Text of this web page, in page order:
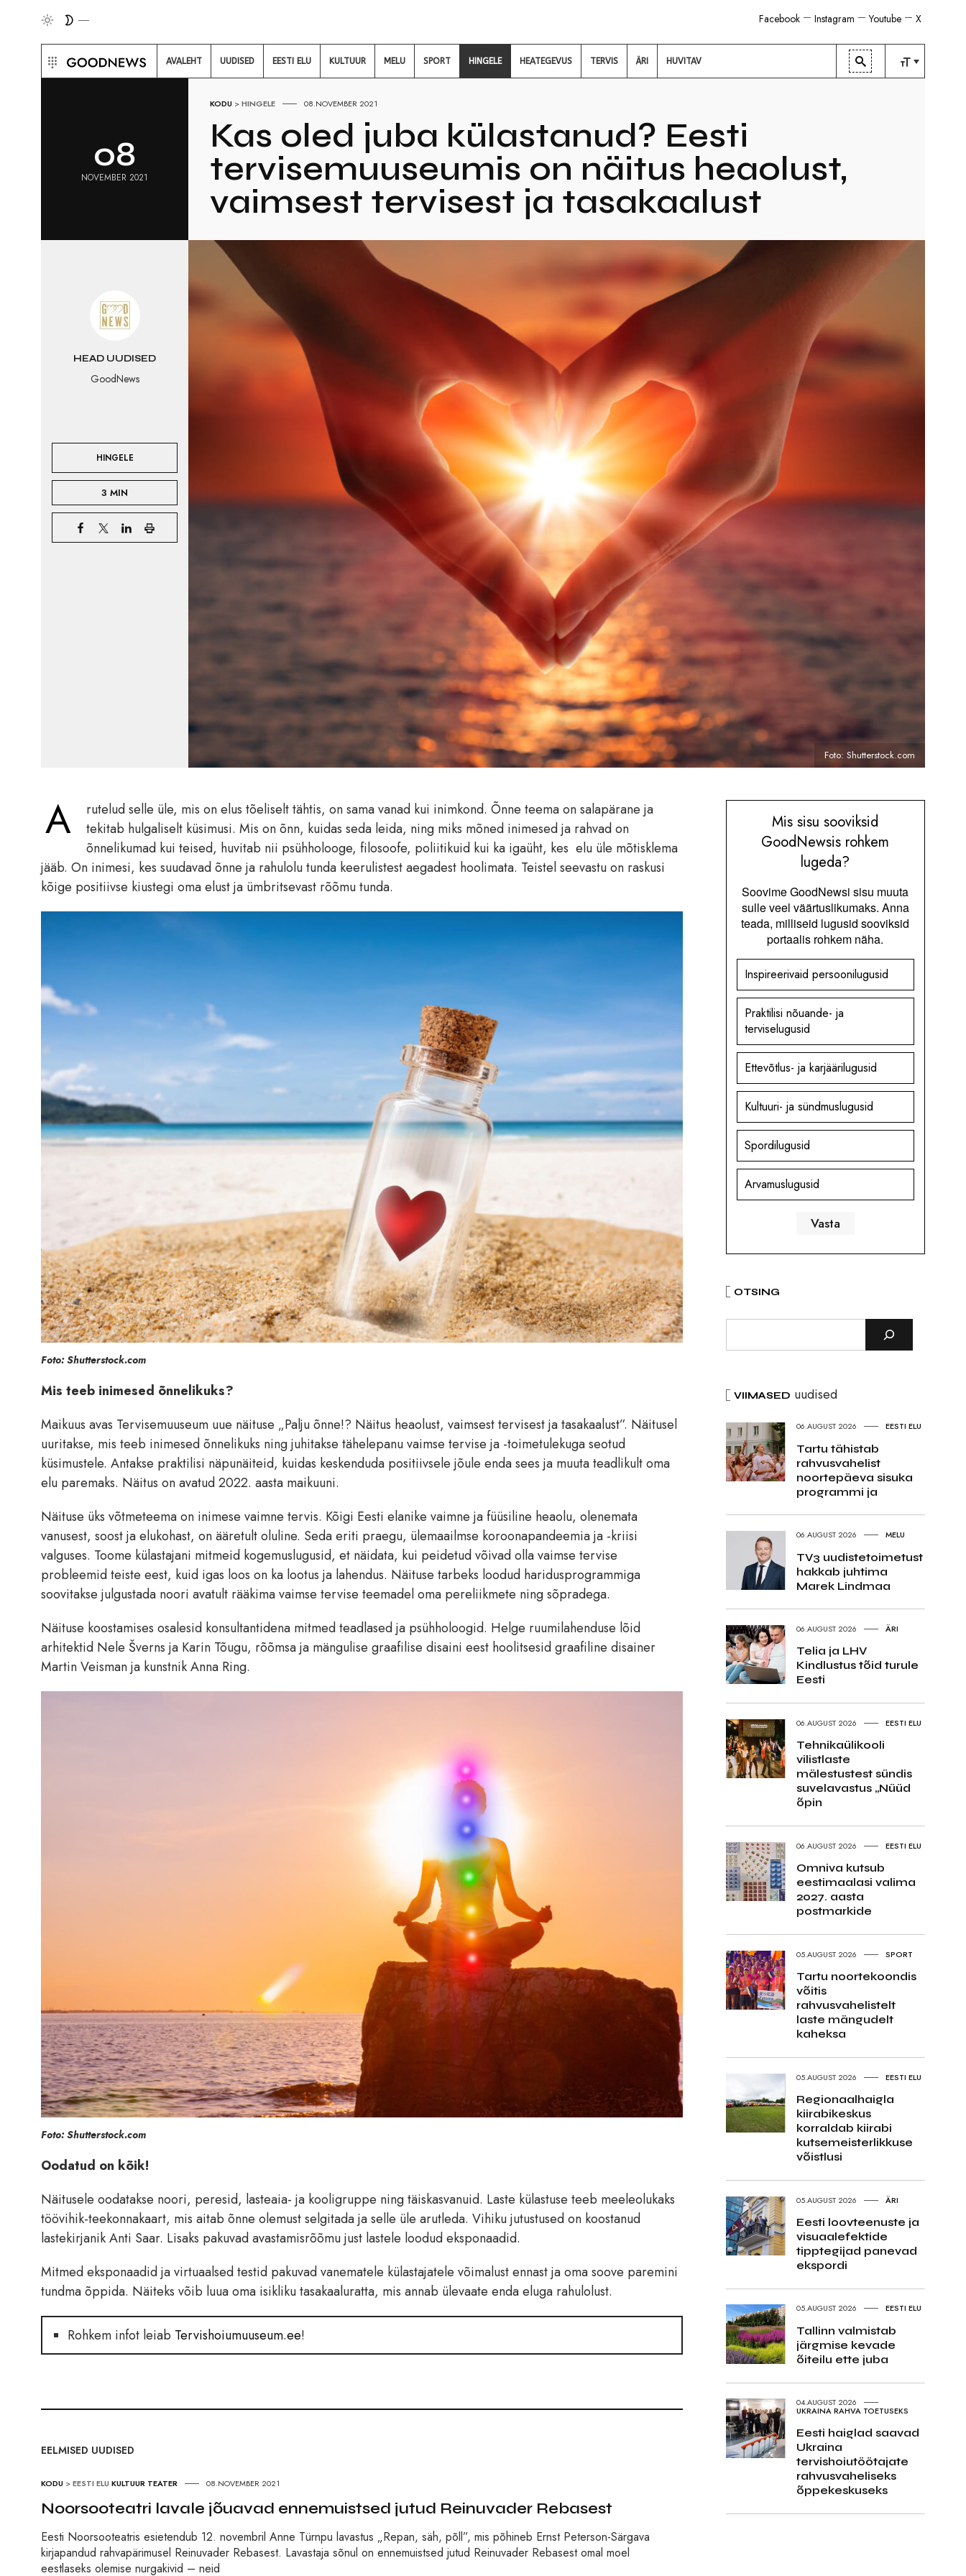
X
Youtube
Instagram
Facebook
AVALEHT UUDISED EESTI ELU KULTUUR MELU SPORT HINGELE HEATEGEVUS TERVIS ÄRI HUVITAV
08
NOVEMBER 2021
KODU >HINGELE 08.NOVEMBER 2021
Kas oled juba külastanud? Eesti
tervisemuuseumis on näitus heaolust,
vaimsest tervisest ja tasakaalust
HEAD UUDISED
GoodNews
HINGELE
3 MIN
Foto: Shutterstock.com
A
rutelud selle üle, mis on elus tõeliselt tähtis, on sama vanad kui inimkond. Õnne teema on salapärane ja
tekitab hulgaliselt küsimusi. Mis on õnn, kuidas seda leida, ning miks mõned inimesed ja rahvad on
õnnelikumad kui teised, huvitab nii psühholooge, filosoofe, poliitikuid kui ka igaüht, kes elu üle mõtisklema
jääb. On inimesi, kes suudavad õnne ja rahulolu tunda keerulistest aegadest hoolimata. Teistel seevastu on raskusi
kõige positiivse kiustegi oma elust ja ümbritsevast rõõmu tunda.
Foto: Shutterstock.com
Mis teeb inimesed õnnelikuks?
Maikuus avas Tervisemuuseum uue näituse „Palju õnne!? Näitus heaolust, vaimsest tervisest ja tasakaalust”. Näitusel
uuritakse, mis teeb inimesed õnnelikuks ning juhitakse tähelepanu vaimse tervise ja -toimetulekuga seotud
küsimustele. Antakse praktilisi näpunäiteid, kuidas keskenduda positiivsele jõule enda sees ja muuta teadlikult oma
elu paremaks. Näitus on avatud 2022. aasta maikuuni.
Näituse üks võtmeteema on inimese vaimne tervis. Kõigi Eesti elanike vaimne ja füüsiline heaolu, olenemata
vanusest, soost ja elukohast, on ääretult oluline. Seda eriti praegu, ülemaailmse koroonapandeemia ja -kriisi
valguses. Toome külastajani mitmeid kogemuslugusid, et näidata, kui peidetud võivad olla vaimse tervise
probleemid teiste eest, kuid igas loos on ka lootus ja lahendus. Näituse tarbeks loodud haridusprogrammiga
soovitakse julgustada noori avatult rääkima vaimse tervise teemadel oma pereliikmete ning sõpradega.
Näituse koostamises osalesid konsultantidena mitmed teadlased ja psühholoogid. Helge ruumilahenduse lõid
arhitektid Nele Šverns ja Karin Tõugu, rõõmsa ja mängulise graafilise disaini eest hoolitsesid graafiline disainer
Martin Veisman ja kunstnik Anna Ring.
Foto: Shutterstock.com
Oodatud on kõik!
Näitusele oodatakse noori, peresid, lasteaia- ja kooligruppe ning täiskasvanuid. Laste külastuse teeb meeleolukaks
töövihik-teekonnakaart, mis aitab õnne olemust selgitada ja selle üle arutleda. Vihiku jutustused on koostanud
lastekirjanik Anti Saar. Lisaks pakuvad avastamisrõõmu just lastele loodud eksponaadid.
Mitmed eksponaadid ja virtuaalsed testid pakuvad vanematele külastajatele võimalust ennast ja oma soove paremini
tundma õppida. Näiteks võib luua oma isikliku tasakaaluratta, mis annab ülevaate enda eluga rahulolust.
Rohkem infot leiab Tervishoiumuuseum.ee!
EELMISED UUDISED
KODU >EESTI ELU KULTUUR TEATER 08.NOVEMBER 2021
Noorsooteatri lavale jõuavad ennemuistsed jutud Reinuvader Rebasest
Eesti Noorsooteatris esietendub 12. novembril Anne Türnpu lavastus „Repan, säh, põll”, mis põhineb Ernst Peterson-Särgava
kirjapandud rahvapärimusel Reinuvader Rebasest. Lavastaja sõnul on ennemuistsed jutud Reinuvader Rebasest omal moel
eestlaseks olemise nurgakivid – neid
Mis sisu sooviksid
GoodNewsis rohkem
lugeda?
Soovime GoodNewsi sisu muuta
sulle veel väärtuslikumaks. Anna
teada, milliseid lugusid sooviksid
portaalis rohkem näha.
Inspireerivaid persoonilugusid
Praktilisi nõuande- ja
terviselugusid
Ettevõtlus- ja karjäärilugusid
Kultuuri- ja sündmuslugusid
Spordilugusid
Arvamuslugusid
OTSING
VIIMASED uudised
06.AUGUST 2026 EESTI ELU
Tartu tähistab
rahvusvahelist
noortepäeva sisuka
programmi ja
06.AUGUST 2026 MELU
TV3 uudistetoimetust
hakkab juhtima
Marek Lindmaa
06.AUGUST 2026 ÄRI
Telia ja LHV
Kindlustus tõid turule
Eesti
06.AUGUST 2026 EESTI ELU
Tehnikaülikooli
vilistlaste
mälestustest sündis
suvelavastus „Nüüd
õpin
06.AUGUST 2026 EESTI ELU
Omniva kutsub
eestimaalasi valima
2027. aasta
postmarkide
05.AUGUST 2026 SPORT
Tartu noortekoondis
võitis
rahvusvahelistelt
laste mängudelt
kaheksa
05.AUGUST 2026 EESTI ELU
Regionaalhaigla
kiirabikeskus
korraldab kiirabi
kutsemeisterlikkuse
võistlusi
05.AUGUST 2026 ÄRI
Eesti loovteenuste ja
visuaalefektide
tipptegijad panevad
ekspordi
05.AUGUST 2026 EESTI ELU
Tallinn valmistab
järgmise kevade
õiteilu ette juba
04.AUGUST 2026
UKRAINA RAHVA TOETUSEKS
Eesti haiglad saavad
Ukraina
tervishoiutöötajate
rahvusvaheliseks
õppekeskuseks